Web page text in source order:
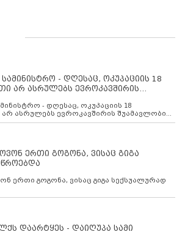
- დღესაც, ოკუპაციის 18
არ ასრულებს ევროკავშირის
- დღესაც, ოკუპაციის 18
ასრულებს ევროკავშირის შუამავლობით
აგვისტოს ცეცხლის შეწყვეტის
რეგიონებში, აგრძელებს მათი
და აქტიურად დგამს ნაბიჯებს მათი
ერთი გოგონა, ვისაც გიგა
ერთი გოგონა, ვისაც გიგა სექსუალურად
დაარტყეს - დაიღუპა სამი